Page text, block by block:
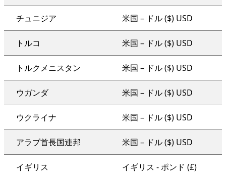
チュニジア 米国 – ドル ($) USD
トルコ 米国 – ドル ($) USD
トルクメニスタン 米国 – ドル ($) USD
ウガンダ 米国 – ドル ($) USD
ウクライナ 米国 – ドル ($) USD
アラブ首長国連邦 米国 – ドル ($) USD
イギリス
イギリス - ポンド (£)